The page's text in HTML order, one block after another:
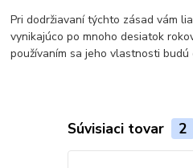
Pri dodržiavaní týchto zásad vám
vynikajúco po mnoho desiatok
používaním sa jeho vlastnosti
Súvisiaci tovar 2